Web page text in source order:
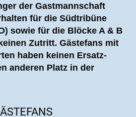
der Gastmannschaft
für die Südtribüne
sowie für die Blöcke A & B
Zutritt. Gästefans mit
haben keinen Ersatz-
anderen Platz in der